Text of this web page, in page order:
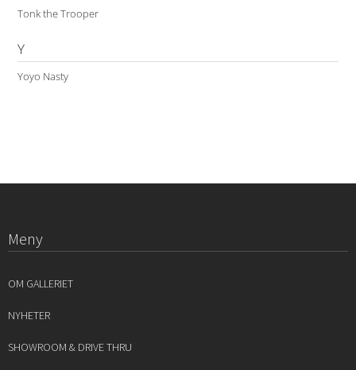
Tonk the Trooper
Y
Yoyo Nasty
Meny
OM GALLERIET
NYHETER
SHOWROOM & DRIVE THRU